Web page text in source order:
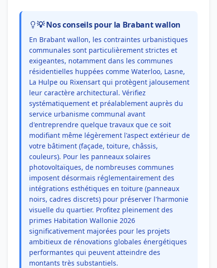
💡 Nos conseils pour la Brabant wallon
En Brabant wallon, les contraintes urbanistiques
communales sont particulièrement strictes et
exigeantes, notamment dans les communes
résidentielles huppées comme Waterloo, Lasne,
La Hulpe ou Rixensart qui protègent jalousement
leur caractère architectural. Vérifiez
systématiquement et préalablement auprès du
service urbanisme communal avant
d'entreprendre quelque travaux que ce soit
modifiant même légèrement l'aspect extérieur de
votre bâtiment (façade, toiture, châssis,
couleurs). Pour les panneaux solaires
photovoltaïques, de nombreuses communes
imposent désormais réglementairement des
intégrations esthétiques en toiture (panneaux
noirs, cadres discrets) pour préserver l'harmonie
visuelle du quartier. Profitez pleinement des
primes Habitation Wallonie 2026
significativement majorées pour les projets
ambitieux de rénovations globales énergétiques
performantes qui peuvent atteindre des
montants très substantiels.